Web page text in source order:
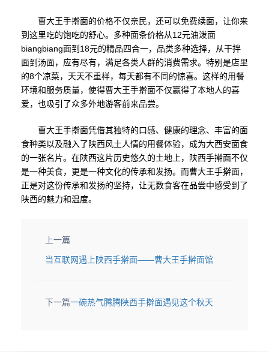
曹大王手擀面的价格不仅亲民，还可以免费续面，让你来
到这里吃的饱吃的舒心。多种面条价格从12元油泼面
biangbiang面到18元的精品四合一，品类多种选择，从干拌
面到汤面，应有尽有，满足各类人群的消费需求。特别是店里
的8个凉菜，天天不重样，每天都有不同的惊喜。这样的用餐
环境和服务质量，使得曹大王手擀面不仅赢得了本地人的喜
爱，也吸引了众多外地游客前来品尝。
曹大王手擀面凭借其独特的口感、健康的理念、丰富的面
食种类以及融入了陕西风土人情的用餐体验，成为大西安面食
的一张名片。在陕西这片历史悠久的土地上，陕西手擀面不仅
是一种美食，更是一种文化的传承和发扬。而曹大王手擀面，
正是对这份传承和发扬的坚持，让无数食客在品尝中感受到了
陕西的魅力和温度。
上一篇
当互联网遇上陕西手擀面——曹大王手擀面馆
下一篇一碗热气腾腾陕西手擀面遇见这个秋天